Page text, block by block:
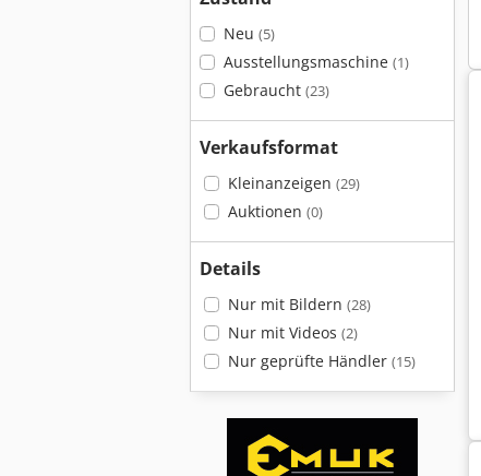
Neu (5)
Ausstellungsmaschine (1)
Gebraucht (23)
Verkaufsformat
Kleinanzeigen (29)
Auktionen (0)
Details
Nur mit Bildern (28)
Nur mit Videos (2)
Nur geprüfte Händler (15)
Huvema